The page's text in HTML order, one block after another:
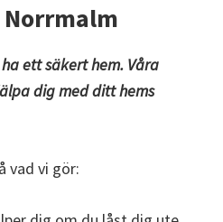
Norrmalm
ett säkert hem. Våra
dig med ditt hems
vad vi gör: